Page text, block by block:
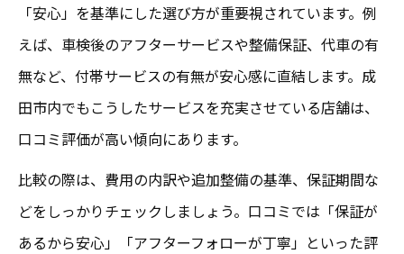
「安心」を基準にした選び方が重要視されています。例
えば、車検後のアフターサービスや整備保証、代車の有
無など、付帯サービスの有無が安心感に直結します。成
田市内でもこうしたサービスを充実させている店舗は、
口コミ評価が高い傾向にあります。
比較の際は、費用の内訳や追加整備の基準、保証期間な
どをしっかりチェックしましょう。口コミでは「保証が
あるから安心」「アフターフォローが丁寧」といった評